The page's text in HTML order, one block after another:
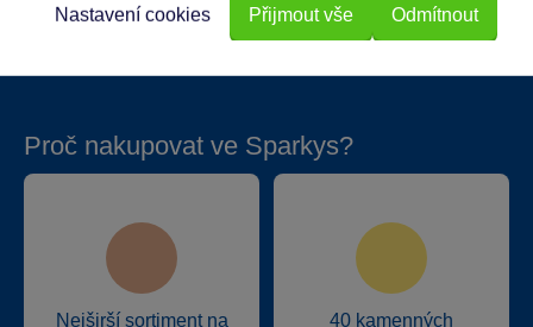
Proč nakupovat ve Sparkys?
Nejširší sortiment na
40 kamenných
Odmítnout
Nastavení cookies Přijmout vše